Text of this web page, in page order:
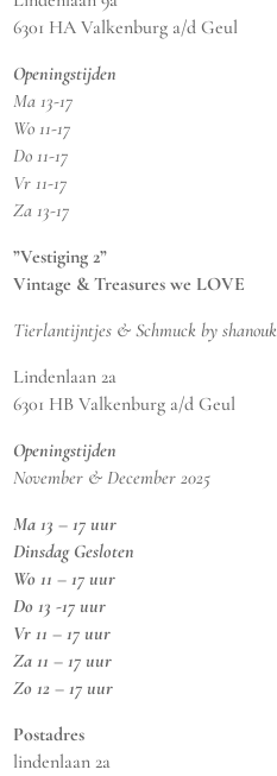
6301 HA Valkenburg a/d Geul
Openingstijden
Ma 13-17
Wo 11-17
Do 11-17
Vr 11-17
Za 13-17
”Vestiging 2”
Vintage & Treasures we LOVE
Tierlantijntjes & Schmuck by shanouk
Lindenlaan 2a
6301 HB Valkenburg a/d Geul
Openingstijden
November & December 2025
Ma 13 – 17 uur
Dinsdag Gesloten
Wo 11 – 17 uur
Do 13 -17 uur
Vr 11 – 17 uur
Za 11 – 17 uur
Zo 12 – 17 uur
Postadres
lindenlaan 2a